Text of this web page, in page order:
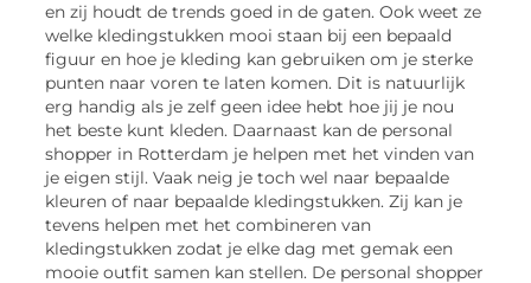
en zij houdt de trends goed in de gaten. Ook weet ze
welke kledingstukken mooi staan bij een bepaald
figuur en hoe je kleding kan gebruiken om je sterke
punten naar voren te laten komen. Dit is natuurlijk
erg handig als je zelf geen idee hebt hoe jij je nou
het beste kunt kleden. Daarnaast kan de personal
shopper in Rotterdam je helpen met het vinden van
je eigen stijl. Vaak neig je toch wel naar bepaalde
kleuren of naar bepaalde kledingstukken. Zij kan je
tevens helpen met het combineren van
kledingstukken zodat je elke dag met gemak een
mooie outfit samen kan stellen. De personal shopper